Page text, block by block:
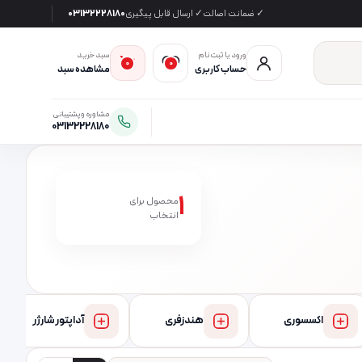
✓ ضمانت اصالت✓ ارسال قابل پیگیری03132228180
ورود یا ثبت‌نام
حساب کاربری 0
0
سبد خرید
مشاهده سبد
مشاوره و پشتیبانی
03132228180
1محصول برای
انتخاب
اکسسوری هندزفری آداپتور شارژر